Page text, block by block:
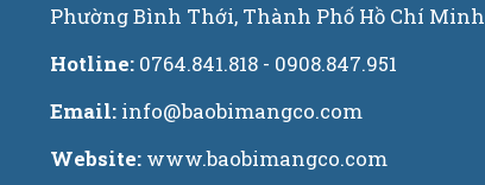
Phường Bình Thới, Thành Phố Hồ Chí Minh
Hotline: 0764.841.818 - 0908.847.951
Email: info@baobimangco.com
Website: www.baobimangco.com